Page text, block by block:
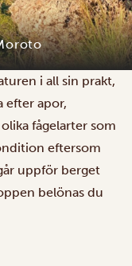
000 meter bjuder
en unik
bergsfolk.
i all sin prakt,
efter apor,
fågelarter som
eftersom
uppför berget
belönas du